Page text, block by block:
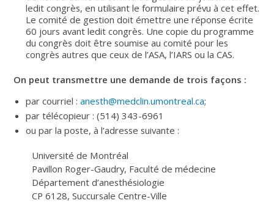
ledit congrès, en utilisant le formulaire prévu à cet effet.
Le comité de gestion doit émettre une réponse écrite
60 jours avant ledit congrès. Une copie du programme
du congrès doit être soumise au comité pour les
congrès autres que ceux de l’ASA, l’IARS ou la CAS.
On peut transmettre une demande de trois façons :
par courriel :anesth@medclin.umontreal.ca;
par télécopieur : (514) 343-6961
ou par la poste, à l’adresse suivante :
Université de Montréal
Pavillon Roger-Gaudry, Faculté de médecine
Département d’anesthésiologie
CP 6128, Succursale Centre-Ville